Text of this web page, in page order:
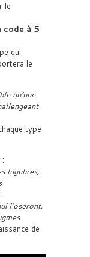
le
code à 5
qui
le
qu’une
type
:
lugubres,
l’oseront,
de